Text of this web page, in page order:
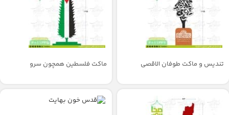
تندیس و ماکت طوفان الاقصی ماکت فلسطین همچون سرو